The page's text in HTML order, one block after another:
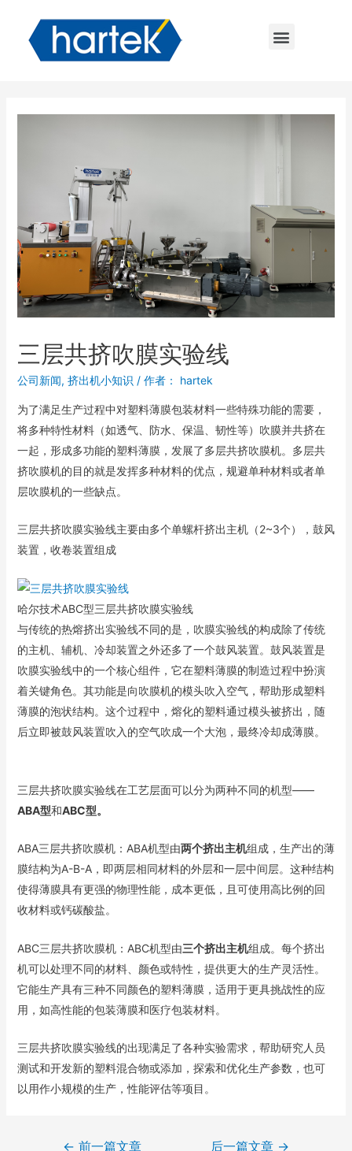
三层共挤吹膜实验线
公司新闻, 挤出机小知识 / 作者： hartek
为了满足生产过程中对塑料薄膜包装材料一些特殊功能的需要，
将多种特性材料（如透气、防水、保温、韧性等）吹膜并共挤在
一起，形成多功能的塑料薄膜，发展了多层共挤吹膜机。多层共
挤吹膜机的目的就是发挥多种材料的优点，规避单种材料或者单
层吹膜机的一些缺点。
三层共挤吹膜实验线主要由多个单螺杆挤出主机（2~3个），鼓风
装置，收卷装置组成
哈尔技术ABC型三层共挤吹膜实验线
与传统的热熔挤出实验线不同的是，吹膜实验线的构成除了传统
的主机、辅机、冷却装置之外还多了一个鼓风装置。鼓风装置是
吹膜实验线中的一个核心组件，它在塑料薄膜的制造过程中扮演
着关键角色。其功能是向吹膜机的模头吹入空气，帮助形成塑料
薄膜的泡状结构。这个过程中，熔化的塑料通过模头被挤出，随
后立即被鼓风装置吹入的空气吹成一个大泡，最终冷却成薄膜。
三层共挤吹膜实验线在工艺层面可以分为两种不同的机型——
ABA型和ABC型。
ABA三层共挤吹膜机：ABA机型由两个挤出主机组成，生产出的薄
膜结构为A-B-A，即两层相同材料的外层和一层中间层。这种结构
使得薄膜具有更强的物理性能，成本更低，且可使用高比例的回
收材料或钙碳酸盐​​​​。
ABC三层共挤吹膜机：ABC机型由三个挤出主机组成。每个挤出
机可以处理不同的材料、颜色或特性，提供更大的生产灵活性。
它能生产具有三种不同颜色的塑料薄膜，适用于更具挑战性的应
用，如高性能的包装薄膜和医疗包装材料。
三层共挤吹膜实验线的出现满足了各种实验需求，帮助研究人员
测试和开发新的塑料混合物或添加，探索和优化生产参数，也可
以用作小规模的生产，性能评估等项目。
← 前一篇文章 后一篇文章 →